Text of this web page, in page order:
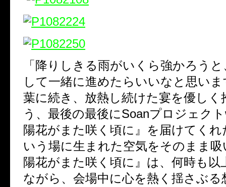
「降りしきる雨がいくら強かろう
して一緒に進めたらいいなと思い
葉に続き、放熱し続けた宴を優しく
う、最後の最後にSoanプロジェク
陽花がまた咲く頃に』を届けてく
いう場に生まれた空気をそのまま
陽花がまた咲く頃に』は、何時も以
ながら、会場中に心を熱く揺さぶる